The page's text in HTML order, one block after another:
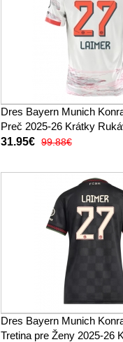
Dres Bayern Munich
Preč 2025-26 Krátky
31.95€ 99.88€
Dres Bayern Munich
Tretina pre Ženy 2025-26